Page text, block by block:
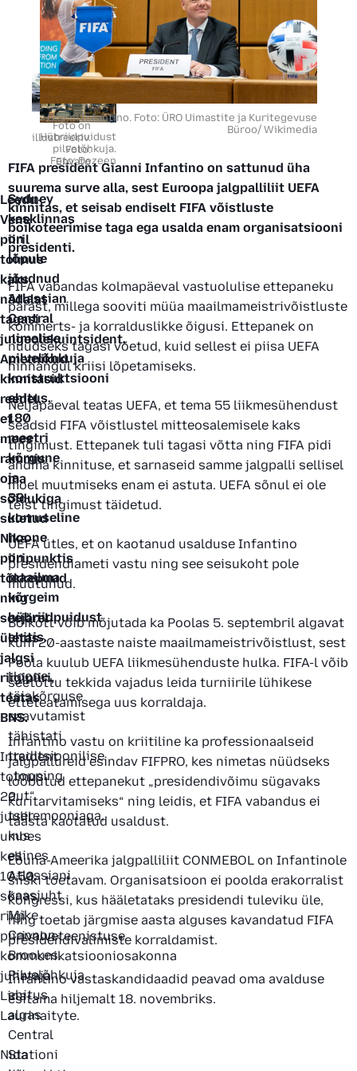
Meesteleht
testib:
proovisõit
uue
Škoda
Kodiaq
pistik-
hübriidiga
29.10.2025
Riik
omaniku
sõidukeid
automaatselt
registrist
kustutama
50
halli
varjundit:
Tallinnas
on
BDSM
rendistuudio
09.10.2025
400
naist
hiljem,
osa:
seiklus
vene
laevas
02.09.2025
Nädala
voodinurk:
sekspoosid,
mis
naistele
päriselt
meeldivad
28.05.2025
Foto on
illustreeriv.
Foto:
Envato
Leedu-
Vene
piiril
toimus
kaks
nädalat
tagasi
julgeolekuintsident.
Ametnikud
kinnitasid
reedel,
et
mees
rammis
oma
sõidukiga
suletud
Nika
piiripunktis
tõkkepuud
ning
seejärel
ületas
jalgsi
riigipiiri,
teatas
BNS.
Intsident
toimus
22.
juulil
umbes
kell
10.50,
sõnas
riigi
piirivalveteenistuse
kommunikatsiooniosakonna
juhataja
Lina
Laurinaityte.
Nida
Hübriidpuidust
pilvelõhkuja.
Foto: Dezeen
Sydney
kesklinnas
on
lõpule
jõudnud
Atlassian
Central
nimelise
pilvelõhkuja
konstruktsiooni
ehitus.
180
meetri
kõrgune
ja
39-
korruseline
hoone
on
maailma
kõrgeim
hübriidpuidust
ehitis.
Hoone
täiskõrguse
saavutamist
tähistati
traditsioonilise
„topping
out“
tseremooniaga,
kus
esines
Atlassiani
kaasjuht
Mike
Cannon-
Brookes.
Pilvelõhkuja
ehitus
algas
Central
Stationi
Gianni Infantino. Foto: ÜRO Uimastite ja Kuritegevuse
Büroo/ Wikimedia
FIFA president Gianni Infantino on sattunud üha
suurema surve alla, sest Euroopa jalgpalliliit UEFA
kinnitas, et seisab endiselt FIFA võistluste
boikoteerimise taga ega usalda enam organisatsiooni
presidenti.
FIFA vabandas kolmapäeval vastuolulise ettepaneku
pärast, millega sooviti müüa maailmameistrivõistluste
kommerts- ja korralduslikke õigusi. Ettepanek on
nüüdseks tagasi võetud, kuid sellest ei piisa UEFA
hinnangul kriisi lõpetamiseks.
Neljapäeval teatas UEFA, et tema 55 liikmesühendust
seadsid FIFA võistlustel mitteosalemisele kaks
tingimust. Ettepanek tuli tagasi võtta ning FIFA pidi
andma kinnituse, et sarnaseid samme jalgpalli sellisel
moel muutmiseks enam ei astuta. UEFA sõnul ei ole
teist tingimust täidetud.
UEFA ütles, et on kaotanud usalduse Infantino
presidendiameti vastu ning see seisukoht pole
muutunud.
Boikott võib mõjutada ka Poolas 5. septembril algavat
kuni 20-aastaste naiste maailmameistrivõistlust, sest
Poola kuulub UEFA liikmesühenduste hulka. FIFA-l võib
seetõttu tekkida vajadus leida turniirile lühikese
etteteatamisega uus korraldaja.
Infantino vastu on kriitiline ka professionaalseid
jalgpallureid esindav FIFPRO, kes nimetas nüüdseks
loobutud ettepanekut „presidendivõimu sügavaks
kuritarvitamiseks“ ning leidis, et FIFA vabandus ei
taasta kaotatud usaldust.
Lõuna-Ameerika jalgpalliliit CONMEBOL on Infantinole
siiski toetavam. Organisatsioon ei poolda erakorralist
kongressi, kus hääletataks presidendi tuleviku üle,
ning toetab järgmise aasta alguses kavandatud FIFA
presidendivalimiste korraldamist.
Infantino vastaskandidaadid peavad oma avalduse
esitama hiljemalt 18. novembriks.